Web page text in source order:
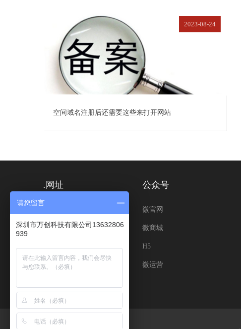
2023-08-24
空间域名注册后还需要这些来打开网站
.网址
产品名.网址
品牌词.网址
公众号
微官网
微商城
H5
微运营
请您留言
深圳市万创科技有限公司13632806
939